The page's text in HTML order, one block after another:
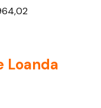
Loanda